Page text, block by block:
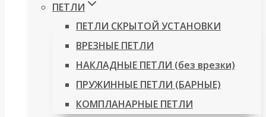
ПЕТЛИ
ПЕТЛИ СКРЫТОЙ УСТАНОВКИ
ВРЕЗНЫЕ ПЕТЛИ
НАКЛАДНЫЕ ПЕТЛИ (без врезки)
ПРУЖИННЫЕ ПЕТЛИ (БАРНЫЕ)
КОМПЛАНАРНЫЕ ПЕТЛИ